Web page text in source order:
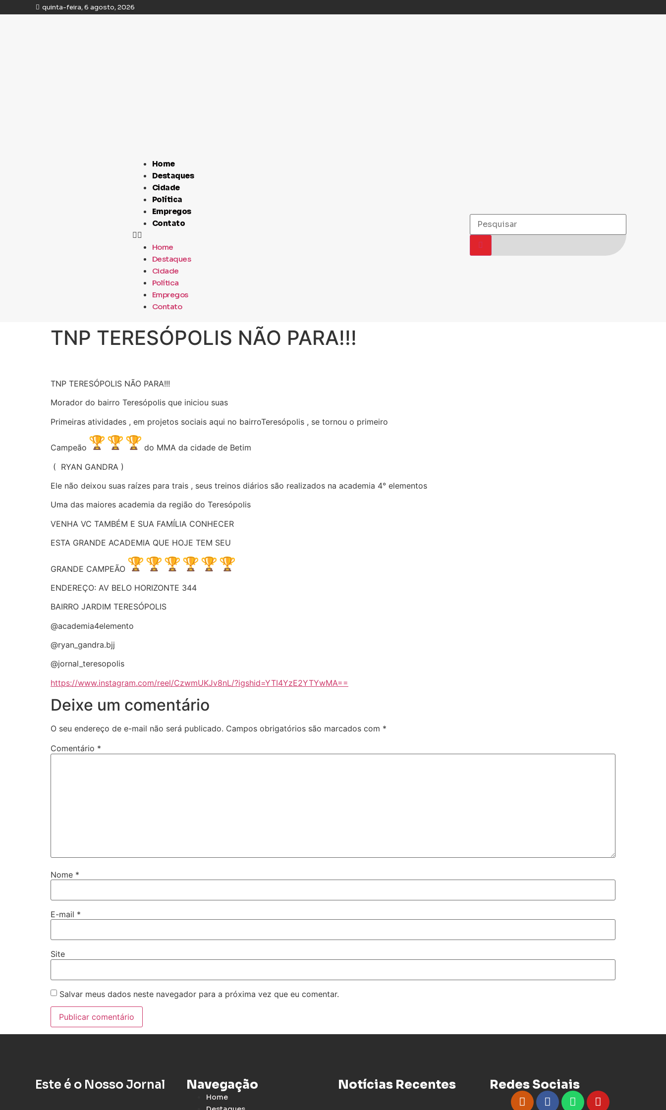
quinta-feira, 6 agosto, 2026
Home
Destaques
Cidade
Política
Empregos
Contato
Home
Destaques
Cidade
Política
Empregos
Contato
TNP TERESÓPOLIS NÃO PARA!!!
TNP TERESÓPOLIS NÃO PARA!!!
Morador do bairro Teresópolis que iniciou suas
Primeiras atividades , em projetos sociais aqui no bairroTeresópolis , se tornou o primeiro
Campeão
do MMA da cidade de Betim
( RYAN GANDRA )
Ele não deixou suas raízes para trais , seus treinos diários são realizados na academia 4° elementos
Uma das maiores academia da região do Teresópolis
VENHA VC TAMBÉM E SUA FAMÍLIA CONHECER
ESTA GRANDE ACADEMIA QUE HOJE TEM SEU
GRANDE CAMPEÃO
ENDEREÇO: AV BELO HORIZONTE 344
BAIRRO JARDIM TERESÓPOLIS
@academia4elemento
@ryan_gandra.bjj
@jornal_teresopolis
https://www.instagram.com/reel/CzwmUKJv8nL/?igshid=YTI4YzE2YTYwMA==
Deixe um comentário
O seu endereço de e-mail não será publicado. Campos obrigatórios são marcados com *
Comentário *
Nome *
E-mail *
Site
Salvar meus dados neste navegador para a próxima vez que eu comentar.
Este é o Nosso Jornal Navegação
Home
Notícias Recentes Redes Sociais